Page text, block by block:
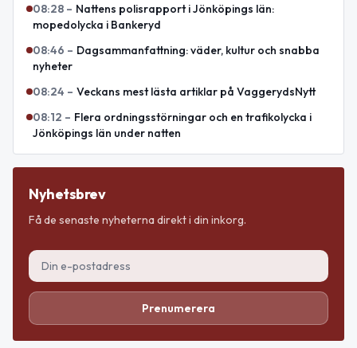
08:28 – Nattens polisrapport i Jönköpings län:
mopedolycka i Bankeryd
08:46 – Dagsammanfattning: väder, kultur och snabba
nyheter
08:24 – Veckans mest lästa artiklar på VaggerydsNytt
08:12 – Flera ordningsstörningar och en trafikolycka i
Jönköpings län under natten
Nyhetsbrev
Få de senaste nyheterna direkt i din inkorg.
Prenumerera